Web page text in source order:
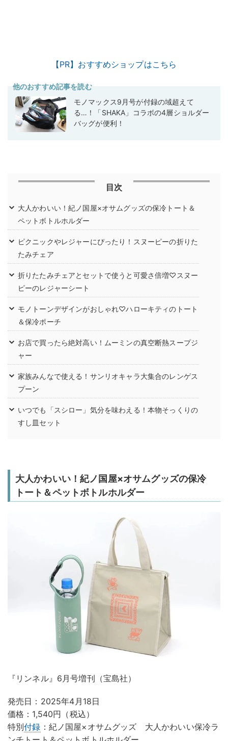
【PR】おすすめショップはこちら
他のおすすめ記事を読む
モノマックス9月号が付録の域超えて
る…！「SHAKA」コラボの4層ショルダー
バッグが便利！
目次
大人かわいい！紀ノ国屋×オサムグッズの保冷トート＆
ペットボトルホルダー
ピクニックやレジャーにぴったり！スヌーピーの折りた
たみチェア
折りたたみチェアとセットで使うと可愛さ倍増♡スヌー
ピーのレジャーシート
モノトーンデザインがおしゃれ♡ハローキティのトート
＆保冷ポーチ
お店で買ったら絶対高い！ムーミンの真空断熱スープジ
ャー
家族みんなで使える！サンリオキャラ大集合のレンゲス
プーン
いつでも「スシロー」気分を味わえる！本物そっくりの
すし皿セット
大人かわいい！紀ノ国屋×オサムグッズの保冷
トート＆ペットボトルホルダー
『リンネル』6月号増刊（宝島社）
発売日：2025年4月18日
価格：1,540円（税込）
特別付録 ：紀ノ国屋×オサムグッズ 大人かわいい保冷ラ